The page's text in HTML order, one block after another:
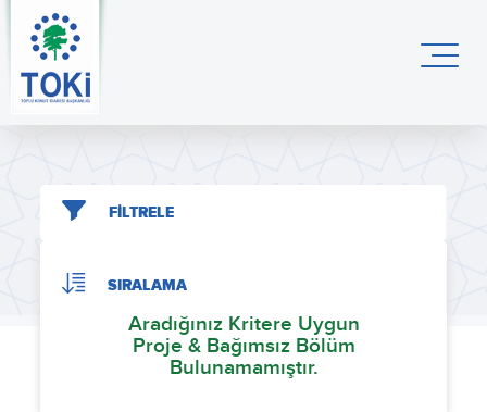
FİLTRELE
SIRALAMA
Aradığınız Kritere Uygun
Proje & Bağımsız Bölüm
Bulunamamıştır.